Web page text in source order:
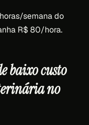
semana do
R$ 80/hora.
baixo custo
no